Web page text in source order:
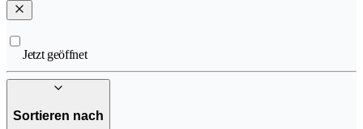
Jetzt geöffnet
Sortieren nach